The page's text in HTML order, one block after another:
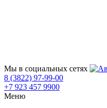
Мы в социальных сетях
8 (3822) 97-99-00
+7 923 457 9900
Меню